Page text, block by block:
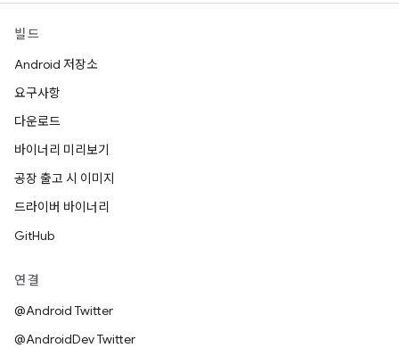
빌드
Android 저장소
요구사항
다운로드
바이너리 미리보기
공장 출고 시 이미지
드라이버 바이너리
GitHub
연결
@Android Twitter
@AndroidDev Twitter